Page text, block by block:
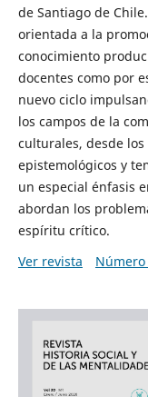
de Santiago de
orientada a la
conocimiento
docentes como por
nuevo ciclo
los campos de la
culturales, desde
epistemológicos y
un especial énfasis
abordan los
espíritu crítico.
Ver revista